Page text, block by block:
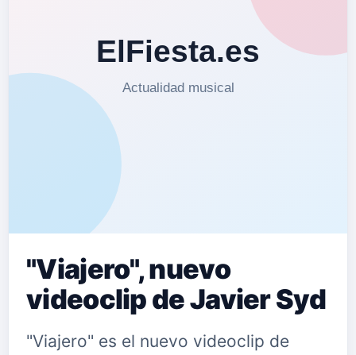
"Viajero", nuevo
videoclip de Javier Syd
"Viajero" es el nuevo videoclip de